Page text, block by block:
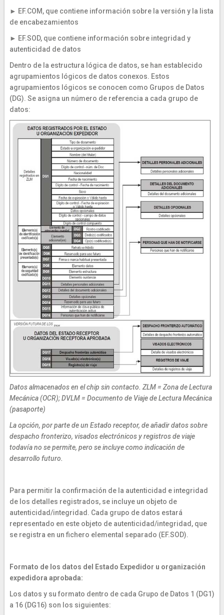
► EF.COM, que contiene información sobre la versión y la lista
de encabezamientos
► EF.SOD, que contiene información sobre integridad y
autenticidad de datos
Dentro de la estructura lógica de datos, se han establecido
agrupamientos lógicos de datos conexos. Estos
agrupamientos lógicos se conocen como Grupos de Datos
(DG). Se asigna un número de referencia a cada grupo de
datos:
Datos almacenados en el chip sin contacto. ZLM = Zona de Lectura
Mecánica (OCR); DVLM = Documento de Viaje de Lectura Mecánica
(pasaporte)
La opción, por parte de un Estado receptor, de añadir datos sobre
despacho fronterizo, visados electrónicos y registros de viaje
todavía no se permite, pero se incluye como indicación de
desarrollo futuro.
Para permitir la confirmación de la autenticidad e integridad
de los detalles registrados, se incluye un objeto de
autenticidad/integridad. Cada grupo de datos estará
representado en este objeto de autenticidad/integridad, que
se registra en un fichero elemental separado (EF.SOD).
Formato de los datos del Estado Expedidor u organización
expedidora aprobada:
Los datos y su formato dentro de cada Grupo de Datos 1 (DG1)
a 16 (DG16) son los siguientes: